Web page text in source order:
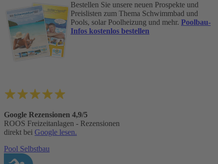
Bestellen Sie unsere neuen Prospekte und
Preislisten zum Thema Schwimmbad und
Pools, solar Poolheizung und mehr. Poolbau-
Infos kostenlos bestellen
Google Rezensionen 4,9/5
ROOS Freizeitanlagen - Rezensionen
direkt bei Google lesen.
Pool Selbstbau